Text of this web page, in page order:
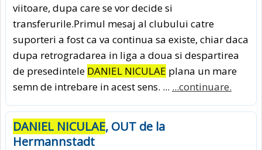
viitoare, dupa care se vor decide si
transferurile.Primul mesaj al clubului catre
suporteri a fost ca va continua sa existe, chiar daca
dupa retrogradarea in liga a doua si despartirea
de presedintele DANIEL NICULAE plana un mare
semn de intrebare in acest sens. ... ...continuare.
DANIEL NICULAE, OUT de la
Hermannstadt